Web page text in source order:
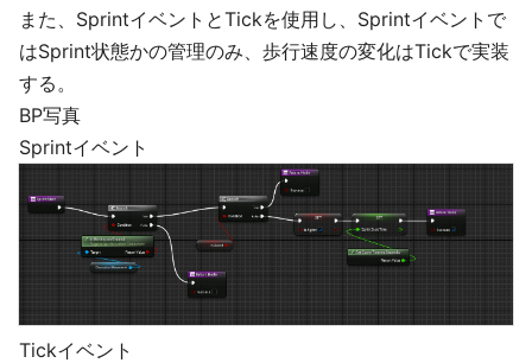
また、SprintイベントとTickを使用し、Sprintイベントで
はSprint状態かの管理のみ、歩行速度の変化はTickで実装
する。
BP写真
Sprintイベント
Tickイベント